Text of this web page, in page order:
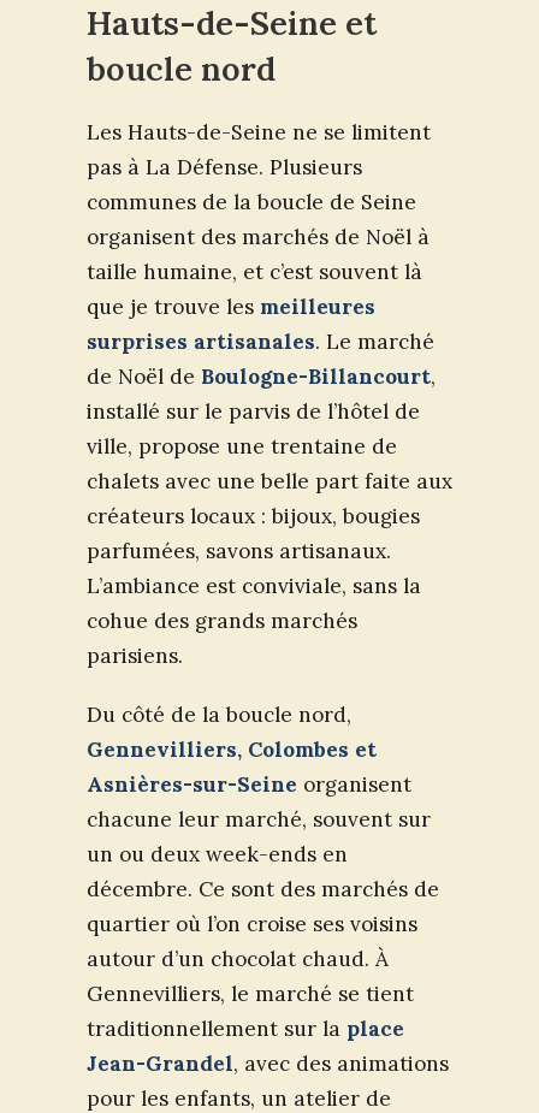
Hauts-de-Seine et
boucle nord
Les Hauts-de-Seine ne se limitent
pas à La Défense. Plusieurs
communes de la boucle de Seine
organisent des marchés de Noël à
taille humaine, et c’est souvent là
que je trouve les meilleures
surprises artisanales. Le marché
de Noël de Boulogne-Billancourt,
installé sur le parvis de l’hôtel de
ville, propose une trentaine de
chalets avec une belle part faite aux
créateurs locaux : bijoux, bougies
parfumées, savons artisanaux.
L’ambiance est conviviale, sans la
cohue des grands marchés
parisiens.
Du côté de la boucle nord,
Gennevilliers, Colombes et
Asnières-sur-Seine organisent
chacune leur marché, souvent sur
un ou deux week-ends en
décembre. Ce sont des marchés de
quartier où l’on croise ses voisins
autour d’un chocolat chaud. À
Gennevilliers, le marché se tient
traditionnellement sur la place
Jean-Grandel, avec des animations
pour les enfants, un atelier de